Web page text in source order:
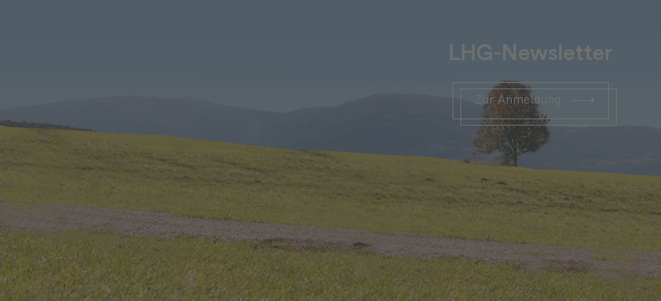
LHG-Newsletter
Zur Anmeldung